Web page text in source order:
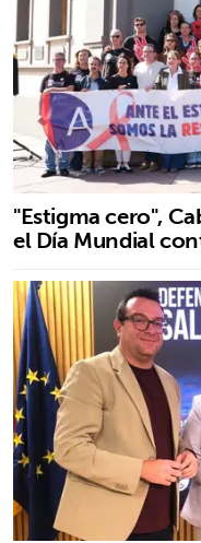
"Estigma cero",
el Día Mundial